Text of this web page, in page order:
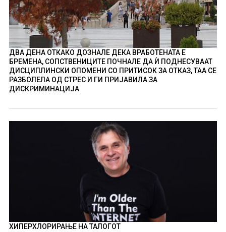
ДВА ДЕНА ОТКАКО ДОЗНАЛЕ ДЕКА ВРАБОТЕНАТА Е
БРЕМЕНА, СОПСТВЕНИЦИТЕ ПОЧНАЛЕ ДА Ѝ ПОДНЕСУВААТ
ДИСЦИПЛИНСКИ ОПОМЕНИ СО ПРИТИСОК ЗА ОТКАЗ, ТАА СЕ
РАЗБОЛЕЛА ОД СТРЕС И ГИ ПРИЈАВИЛА ЗА
ДИСКРИМИНАЦИЈА
ХИПЕРХЛОРИРАЊЕ НА ТАЛОГОТ